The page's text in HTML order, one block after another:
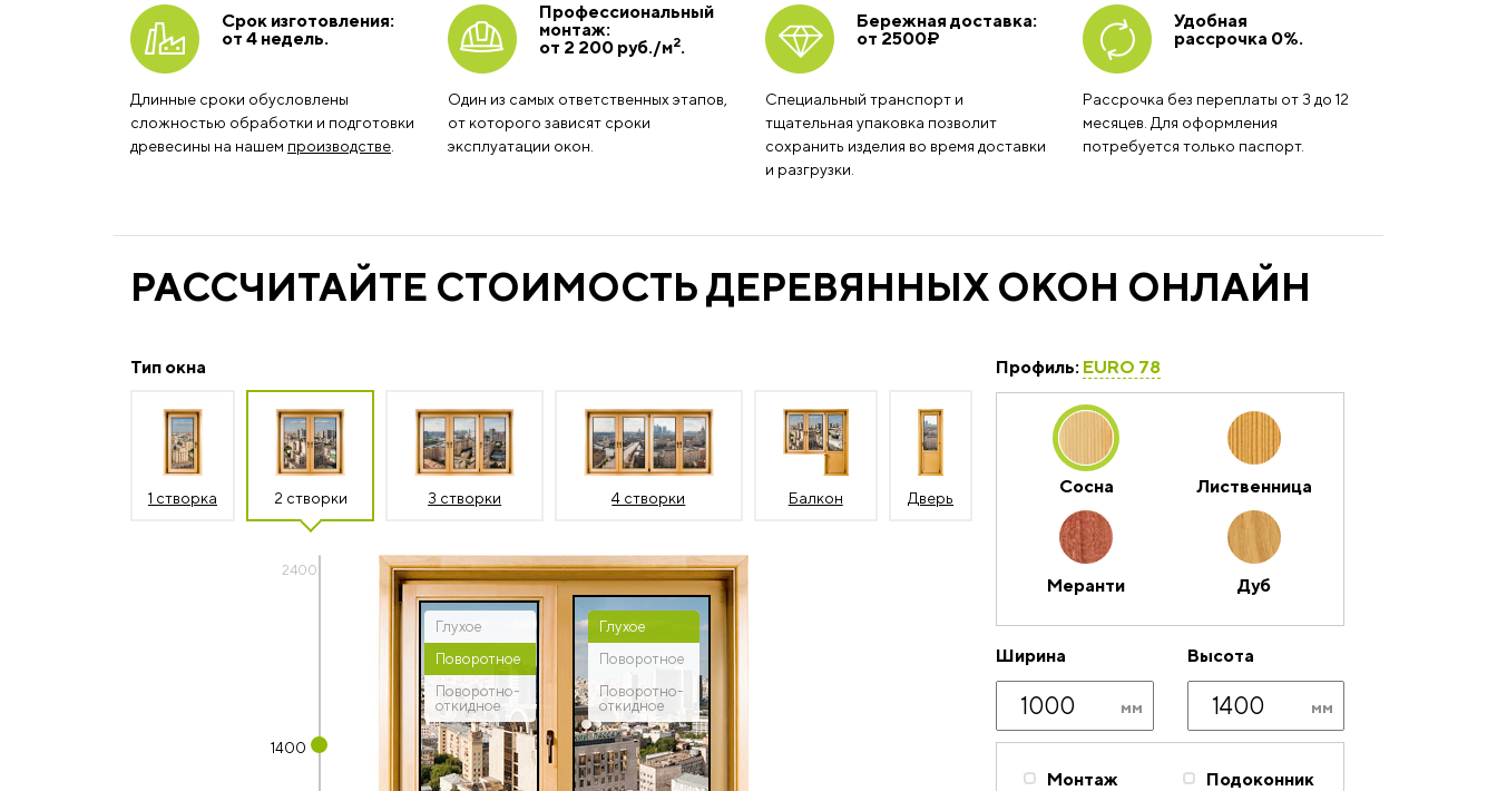
Срок изготовления:
от 4 недель.
Длинные сроки обусловлены
сложностью обработки и подготовки
древесины на нашем производстве
Профессиональный
монтаж:
от 2 200 руб./м2.
Один из самых ответственных этапов,
от которого зависят сроки
эксплуатации окон.
Бережная доставка:
от 2500₽
Специальный транспорт и
тщательная упаковка позволит
сохранить изделия во время доставки
и разгрузки.
Удобная
рассрочка 0%.
Рассрочка без переплаты от 3 до 12
месяцев. Для оформления
потребуется только паспорт.
РАССЧИТАЙТЕ СТОИМОСТЬ ДЕРЕВЯННЫХ ОКОН ОНЛАЙН
Тип окна
1 створка 2 створки 3 створки 4 створки Балкон Дверь
Профиль: EURO 78
Сосна Лиственница
Меранти Дуб
2400
1400
Глухое
Поворотное
Поворотно-
откидное
Глухое
Поворотное
Поворотно-
откидное
Ширина Высота
Монтаж Подоконник